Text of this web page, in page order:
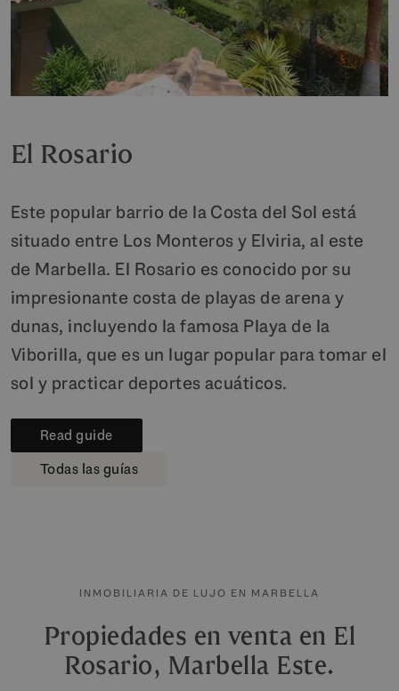
El Rosario
Este popular barrio de la Costa del Sol está
situado entre Los Monteros y Elviria, al este
de Marbella. El Rosario es conocido por su
impresionante costa de playas de arena y
dunas, incluyendo la famosa Playa de la
Viborilla, que es un lugar popular para tomar el
sol y practicar deportes acuáticos.
Read guide
Todas las guías
INMOBILIARIA DE LUJO EN MARBELLA
Propiedades en venta en El
Rosario, Marbella Este.